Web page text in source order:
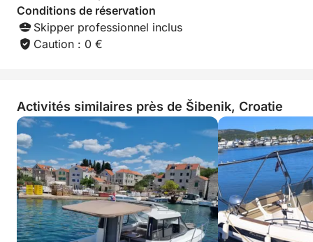
Conditions de réservation
Skipper professionnel inclus
Caution : 0 €
Activités similaires près de Šibenik, Croatie